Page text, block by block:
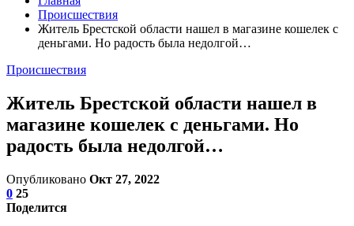
Происшествия
Житель Брестской области нашел в магазине кошелек с
деньгами. Но радость была недолгой…
Происшествия
Житель Брестской области нашел в
магазине кошелек с деньгами. Но
радость была недолгой…
Опубликовано Окт 27, 2022
0 25
Поделится